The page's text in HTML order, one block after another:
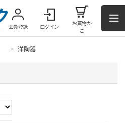
会員登録 ログイン
お買物か
ご
> 洋陶器